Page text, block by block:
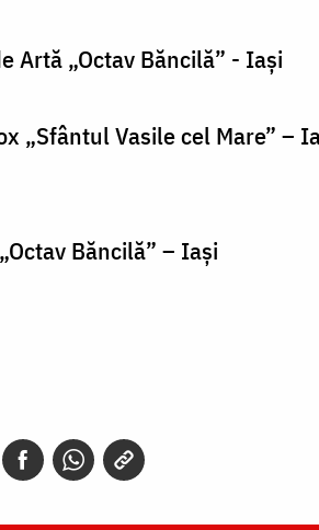
Artă „Octav Băncilă” - Iași
„Sfântul Vasile cel Mare” –
Băncilă” – Iași